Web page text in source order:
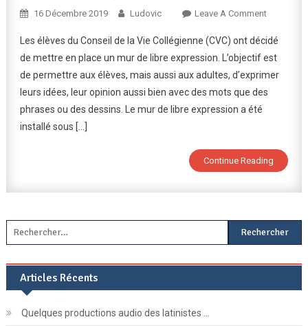
16 Décembre 2019 Ludovic Leave A CommentOn
De
Libre
Les élèves du Conseil de la Vie Collégienne (CVC) ont décidé
de mettre en place un mur de libre expression. L’objectif est
de permettre aux élèves, mais aussi aux adultes, d’exprimer
leurs idées, leur opinion aussi bien avec des mots que des
phrases ou des dessins. Le mur de libre expression a été
installé sous […]
Continue Reading
Rechercher :
Articles Récents
Quelques productions audio des latinistes …